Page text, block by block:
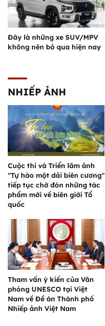
Đây là những xe SUV/MPV
không nên bỏ qua hiện nay
NHIẾP ẢNH
Cuộc thi và Triển lãm ảnh
"Tự hào một dải biên cương"
tiếp tục chờ đón những tác
phẩm mới về biên giới Tổ
quốc
Tham vấn ý kiến của Văn
phòng UNESCO tại Việt
Nam về Đề án Thành phố
Nhiếp ảnh Việt Nam